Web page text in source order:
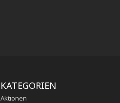
KATEGORIEN
Aktionen